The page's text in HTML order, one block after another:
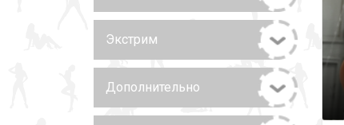
Экстрим
Дополнительно